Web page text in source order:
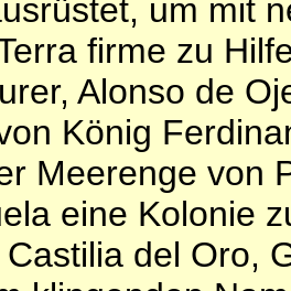
um mit
firme zu
Alonso de
König
Meerenge von
eine Kolonie
del Oro,